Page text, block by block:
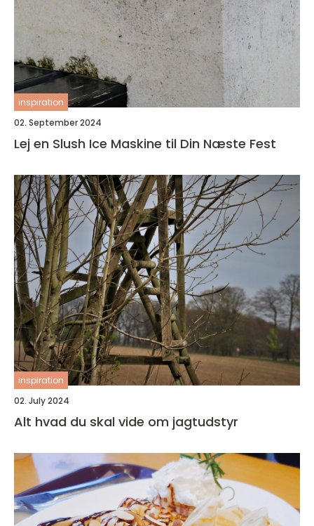
inspiration
02. September 2024
Lej en Slush Ice Maskine til Din Næste Fest
inspiration
02. July 2024
Alt hvad du skal vide om jagtudstyr